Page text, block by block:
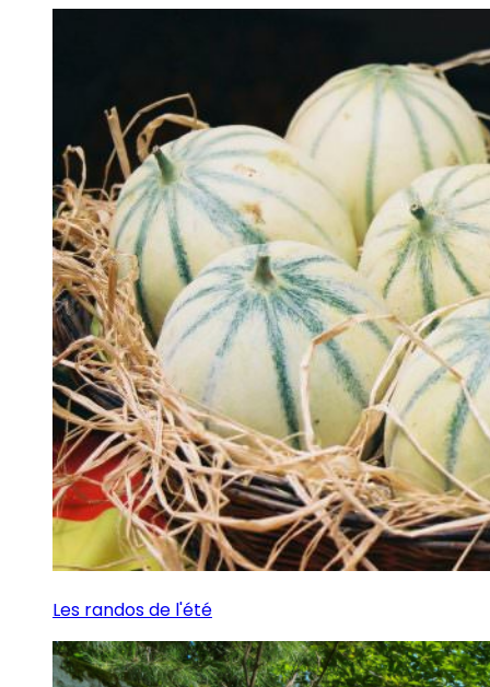
Les randos de l'été